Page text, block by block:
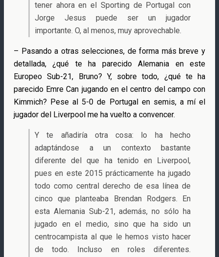
tener ahora en el Sporting de Portugal con
Jorge Jesus puede ser un jugador
importante. O, al menos, muy aprovechable.
– Pasando a otras selecciones, de forma más breve y
detallada, ¿qué te ha parecido Alemania en este
Europeo Sub-21, Bruno? Y, sobre todo, ¿qué te ha
parecido Emre Can jugando en el centro del campo con
Kimmich? Pese al 5-0 de Portugal en semis, a mí el
jugador del Liverpool me ha vuelto a convencer.
Y te añadiría otra cosa: lo ha hecho
adaptándose a un contexto bastante
diferente del que ha tenido en Liverpool,
pues en este 2015 prácticamente ha jugado
todo como central derecho de esa línea de
cinco que planteaba Brendan Rodgers. En
esta Alemania Sub-21, además, no sólo ha
jugado en el medio, sino que ha sido un
centrocampista al que le hemos visto hacer
de todo. Incluso en roles diferentes.